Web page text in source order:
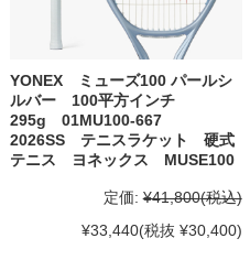
YONEX ミューズ100 パールシ
ルバー 100平方インチ
295g 01MU100-667
2026SS テニスラケット 硬式
テニス ヨネックス MUSE100
定価: ¥41,800(税込)
¥33,440(税抜 ¥30,400)